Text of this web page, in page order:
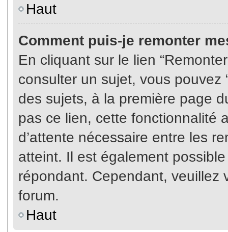
Haut
Comment puis-je remonter
En cliquant sur le lien
consulter un sujet, vous pouvez
des sujets, à la première page
pas ce lien, cette fonctionnalité
d’attente nécessaire entre les
atteint. Il est également
répondant. Cependant, veuillez
forum.
Haut